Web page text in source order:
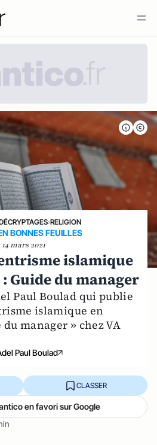
›RELIGION
BONNES FEUILLES
14 mars 2021
islamique
Guide du manager
Paul Boulad qui publie
islamique en
manager » chez VA
Paul Boulad
CLASSER
en favori sur Google